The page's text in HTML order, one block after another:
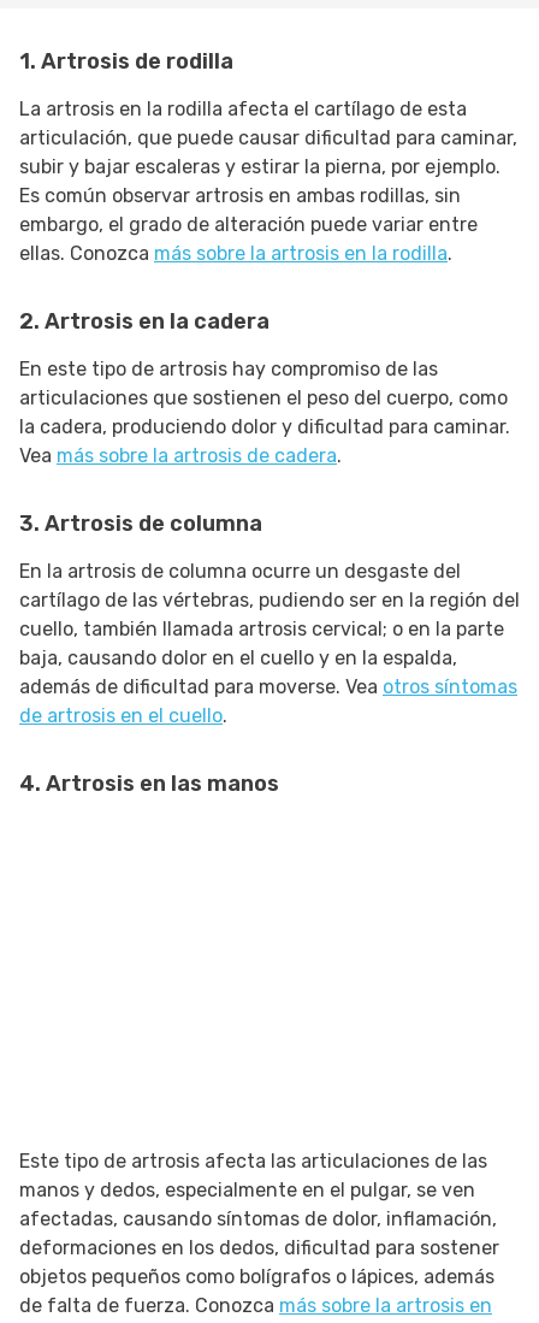
1. Artrosis de rodilla
La artrosis en la rodilla afecta el cartílago de esta
articulación, que puede causar dificultad para caminar,
subir y bajar escaleras y estirar la pierna, por ejemplo.
Es común observar artrosis en ambas rodillas, sin
embargo, el grado de alteración puede variar entre
ellas. Conozca más sobre la artrosis en la rodilla.
2. Artrosis en la cadera
En este tipo de artrosis hay compromiso de las
articulaciones que sostienen el peso del cuerpo, como
la cadera, produciendo dolor y dificultad para caminar.
Vea más sobre la artrosis de cadera.
3. Artrosis de columna
En la artrosis de columna ocurre un desgaste del
cartílago de las vértebras, pudiendo ser en la región del
cuello, también llamada artrosis cervical; o en la parte
baja, causando dolor en el cuello y en la espalda,
además de dificultad para moverse. Vea otros síntomas
de artrosis en el cuello.
4. Artrosis en las manos
Este tipo de artrosis afecta las articulaciones de las
manos y dedos, especialmente en el pulgar, se ven
afectadas, causando síntomas de dolor, inflamación,
deformaciones en los dedos, dificultad para sostener
objetos pequeños como bolígrafos o lápices, además
de falta de fuerza. Conozca más sobre la artrosis en